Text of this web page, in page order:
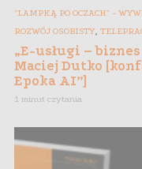
"LAMPKĄ PO OCZACH" -
ROZWÓJ OSOBISTY,
„E-usługi –
Maciej Dutko
Epoka AI”]
1 minut czytania